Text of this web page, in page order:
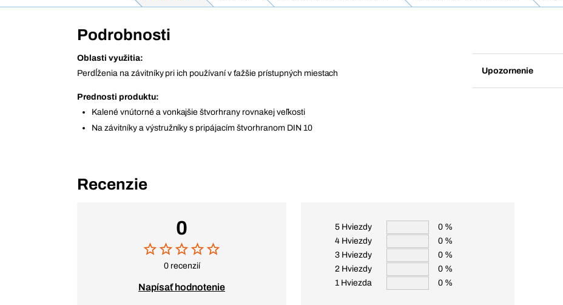
Podrobnosti
Oblasti využitia:
Perdĺženia na závitníky pri ich používaní v ťažšie prístupných miestach
Prednosti produktu:
Kalené vnútorné a vonkajšie štvorhrany rovnakej veľkosti
Na závitníky a výstružníky s pripájacím štvorhranom DIN 10
Upozornenie
Recenzie
0
0 recenzií
Napísať hodnotenie
5 Hviezdy
0 %
4 Hviezdy
0 %
3 Hviezdy
0 %
2 Hviezdy
0 %
1 Hviezda
0 %